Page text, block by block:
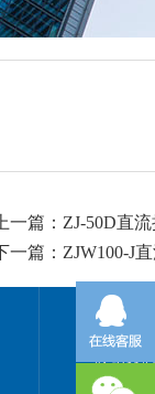
上一篇： ZJ-50D直
一篇： ZJW100-J
关注
联系我们
网站地图